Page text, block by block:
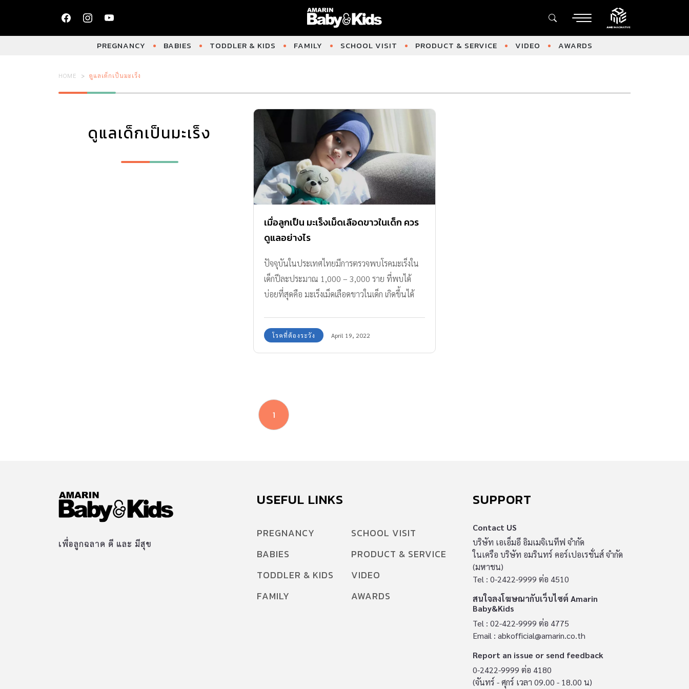
PREGNANCY BABIES TODDLER & KIDS FAMILY SCHOOL VISIT PRODUCT & SERVICE VIDEO AWARDS
HOME ดูแลเด็กเป็นมะเร็ง
ดูแลเด็กเป็นมะเร็ง
เมื่อลูกเป็น มะเร็งเม็ดเลือดขาวในเด็ก ควร
ดูแลอย่างไร
ปัจจุบันในประเทศไทยมีการตรวจพบโรคมะเร็งใน
เด็กปีละประมาณ 1,000 – 3,000 ราย ที่พบได้
บ่อยที่สุดคือ มะเร็งเม็ดเลือดขาวในเด็ก เกิดขึ้นได้
โรคที่ต้องระวัง April 19, 2022
1
เพื่อลูกฉลาด ดี และ มีสุข
USEFUL LINKS
PREGNANCY
BABIES
TODDLER & KIDS
FAMILY
SCHOOL VISIT
PRODUCT & SERVICE
VIDEO
AWARDS
SUPPORT
Contact US
บริษัท เอเอ็มอี อิมเมจิเนทีฟ จำกัด
ในเครือ บริษัท อมรินทร์ คอร์เปอเรชั่นส์ จำกัด
(มหาชน)
Tel : 0-2422-9999 ต่อ 4510
สนใจลงโฆษณากับเว็บไซต์ Amarin
Baby&Kids
Tel : 02-422-9999 ต่อ 4775
Email : abkofficial@amarin.co.th
Report an issue or send feedback
0-2422-9999 ต่อ 4180
(จันทร์ - ศุกร์ เวลา 09.00 - 18.00 น)